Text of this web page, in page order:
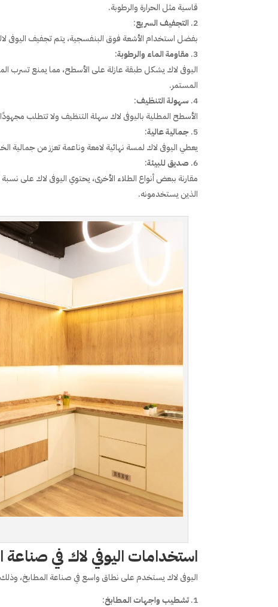
قاسية مثل الحرارة والرطوبة.
التجفيف السريع:
بفضل استخدام الأشعة فوق البنفسجية، يتم تجفيف اليوفى
مقاومة الماء والرطوبة:
اليوفى لاك يشكل طبقة عازلة على الأسطح، مما يمنع تسرب
المستمر.
سهولة التنظيف:
الأسطح المطلية باليوفى لاك سهلة التنظيف ولا تتطلب
جمالية عالية:
يعطي اليوفى لاك لمسة نهائية لامعة وناعمة تعزز من جمالية
صديق للبيئة:
الذين يستخدمونه.
استخدامات اليوفي لاك في صناعة
اليوفى لاك يستخدم على نطاق واسع في صناعة المطابخ،
تشطيب واجهات المطابخ: